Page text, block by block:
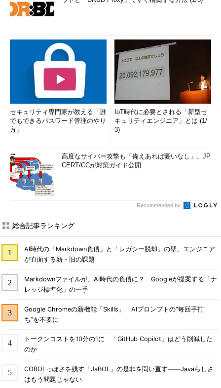
セキュリティ専門家が教える「誰
でもできるパスワード管理のやり
方」
IoT時代に必要とされる「新型セ
キュリティエンジニア」とは (1/
3)
高度なサイバー攻撃も「備えあれば憂いなし」、JP
CERT/CCが対策ガイド公開
Recommended by
総合記事ランキング
AI時代の「Markdown負債」と「レガシー脱却」の壁、エンジニア
が直面する新・旧の課題
Markdownファイルが、AI時代の負債に？ Googleが提案する「ナ
レッジ標準化」の一手
Google Chromeの新機能「Skills」 AIプロンプトの“毎回手打
ち”を不要に
トークンコストを10分の1に 「GitHub Copilot」はどう削減した
のか
COBOLっぽさを残す「JaBOL」の是非を問い直す――Javaらしさ
はもう問題じゃない